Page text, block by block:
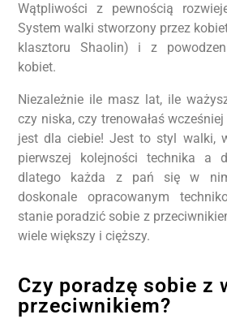
Wątpliwości z pewnością
System walki stworzony przez
klasztoru Shaolin) i z
kobiet.
Niezależnie ile masz lat, ile
czy niska, czy trenowałaś
jest dla ciebie! Jest to styl walki,
pierwszej kolejności technika a
dlatego każda z pań się w
doskonale opracowanym
stanie poradzić sobie z
wiele większy i cięższy.
Czy poradzę sobie z
przeciwnikiem?